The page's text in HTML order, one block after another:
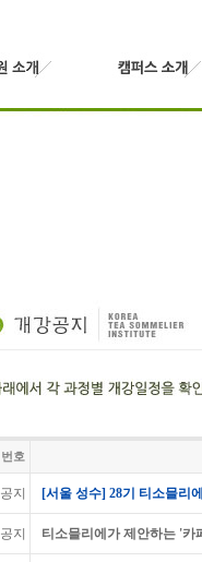
번호
공지 [서울 성수] 28기 티소믈리
공지 티소믈리에가 제안하는 '카